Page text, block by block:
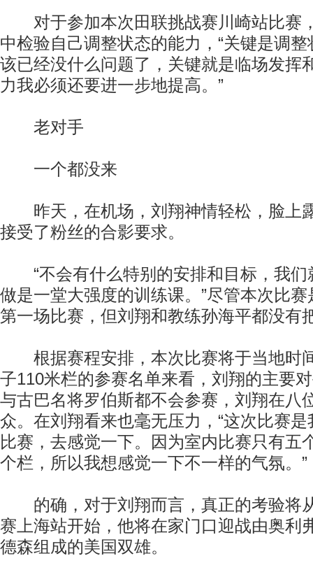
对于参加本次田联挑战赛川崎站比赛
中检验自己调整状态的能力，“关键是调
该已经没什么问题了，关键就是临场发挥
力我必须还要进一步地提高。”
老对手
一个都没来
昨天，在机场，刘翔神情轻松，脸上
接受了粉丝的合影要求。
“不会有什么特别的安排和目标，我们
做是一堂大强度的训练课。”尽管本次比
第一场比赛，但刘翔和教练孙海平都没有
根据赛程安排，本次比赛将于当地时
子110米栏的参赛名单来看，刘翔的主要
与古巴名将罗伯斯都不会参赛，刘翔在八
众。在刘翔看来也毫无压力，“这次比赛
比赛，去感觉一下。因为室内比赛只有五
个栏，所以我想感觉一下不一样的气氛。”
的确，对于刘翔而言，真正的考验将
赛上海站开始，他将在家门口迎战由奥利
德森组成的美国双雄。